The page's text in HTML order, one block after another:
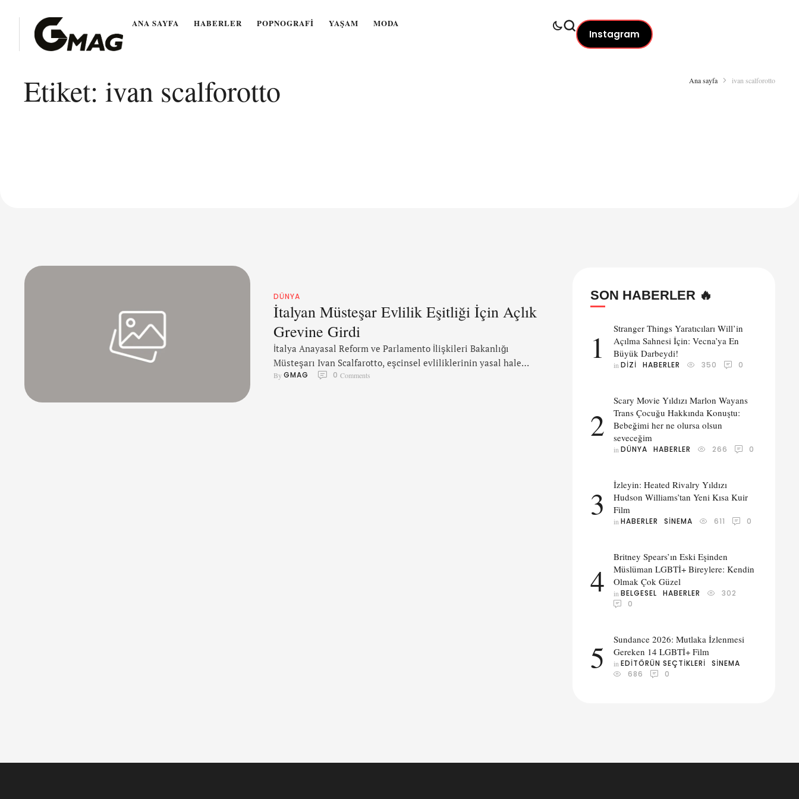
ANA SAYFA HABERLER POPNOGRAFI YAŞAM MODA
Instagram
Etiket: ivan scalforotto Ana sayfa ivan scalforotto
DÜNYA
İtalyan Müsteşar Evlilik Eşitliği İçin Açlık
Grevine Girdi
İtalya Anayasal Reform ve Parlamento İlişkileri Bakanlığı
Müsteşarı Ivan Scalfarotto, eşcinsel evliliklerinin yasal hale
getirilmesi talebiyle açlık grevine başladı.
By GMAG 0 Comments
SON HABERLER 🔥
1
Stranger Things Yaratıcıları Will’in
Açılma Sahnesi İçin: Vecna’ya En
Büyük Darbeydi!
in DIZI HABERLER 350 0
2
Scary Movie Yıldızı Marlon Wayans
Trans Çocuğu Hakkında Konuştu:
Bebeğimi her ne olursa olsun
seveceğim
in DÜNYA HABERLER 266 0
3
İzleyin: Heated Rivalry Yıldızı
Hudson Williams’tan Yeni Kısa Kuir
Film
in HABERLER SINEMA 611 0
4
Britney Spears’ın Eski Eşinden
Müslüman LGBTİ+ Bireylere: Kendin
Olmak Çok Güzel
in BELGESEL HABERLER
302
0
5
Sundance 2026: Mutlaka İzlenmesi
Gereken 14 LGBTİ+ Film
in EDITÖRÜN SEÇTIKLERI
SINEMA
686
0